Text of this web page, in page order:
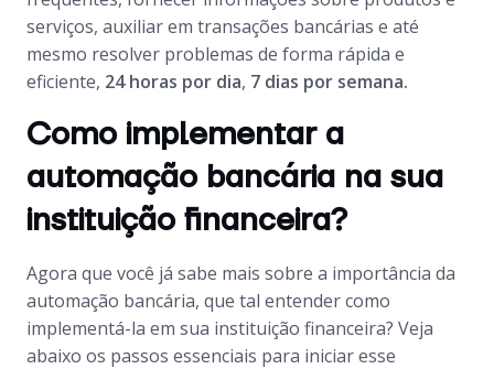
serviços, auxiliar em transações bancárias e até
mesmo resolver problemas de forma rápida e
eficiente, 24 horas por dia, 7 dias por semana.
Como implementar a
automação bancária na sua
instituição financeira?
Agora que você já sabe mais sobre a importância da
automação bancária, que tal entender como
implementá-la em sua instituição financeira? Veja
abaixo os passos essenciais para iniciar esse